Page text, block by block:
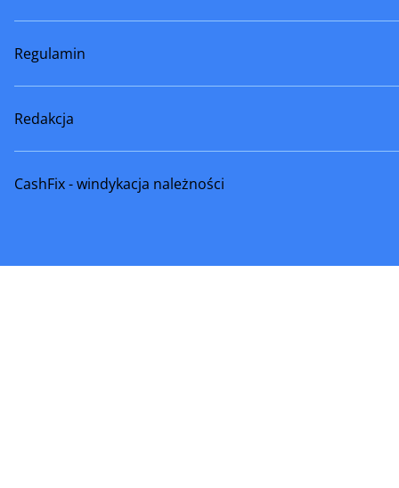
Regulamin
Redakcja
CashFix - windykacja należności